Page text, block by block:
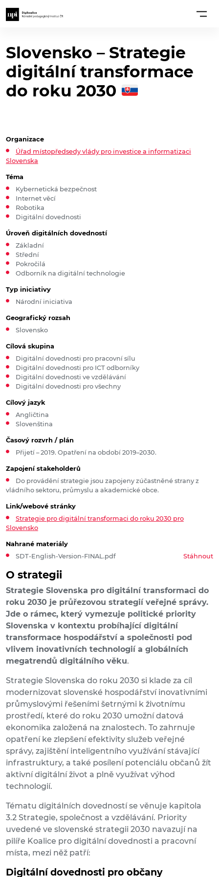
Slovensko – Strategie
digitální transformace
do roku 2030
O strategii
Strategie Slovenska pro digitální transformaci do
roku 2030 je průřezovou strategií veřejné správy.
Jde o rámec, který vymezuje politické priority
Slovenska v kontextu probíhající digitální
transformace hospodářství a společnosti pod
vlivem inovativních technologií a globálních
megatrendů digitálního věku.
Strategie Slovenska do roku 2030 si klade za cíl
modernizovat slovenské hospodářství inovativními
průmyslovými řešeními šetrnými k životnímu
prostředí, které do roku 2030 umožní datová
ekonomika založená na znalostech. To zahrnuje
opatření ke zlepšení efektivity služeb veřejné
správy, zajištění inteligentního využívání stávající
infrastruktury, a také posílení potenciálu občanů žít
aktivní digitální život a plně využívat výhod
technologií.
Tématu digitálních dovedností se věnuje kapitola
3.2 Strategie, společnost a vzdělávání. Priority
uvedené ve slovenské strategii 2030 navazují na
pilíře Koalice pro digitální dovednosti a pracovní
místa, mezi něž patří:
Digitální dovednosti pro občany
Organizace
Úřad místopředsedy vlády pro investice a informatizaci
Slovenska
Téma
Kybernetická bezpečnost
Internet věcí
Robotika
Digitální dovednosti
Úroveň digitálních dovedností
Základní
Střední
Pokročilá
Odborník na digitální technologie
Typ iniciativy
Národní iniciativa
Geografický rozsah
Slovensko
Cílová skupina
Digitální dovednosti pro pracovní sílu
Digitální dovednosti pro ICT odborníky
Digitální dovednosti ve vzdělávání
Digitální dovednosti pro všechny
Cílový jazyk
Angličtina
Slovenština
Časový rozvrh / plán
Přijetí – 2019. Opatření na období 2019–2030.
Zapojení stakeholderů
Do provádění strategie jsou zapojeny zúčastněné strany z
vládního sektoru, průmyslu a akademické obce.
Link/webové stránky
Strategie pro digitální transformaci do roku 2030 pro
Slovensko
Nahrané materiály
SDT-English-Version-FINAL.pdf
Stáhnout